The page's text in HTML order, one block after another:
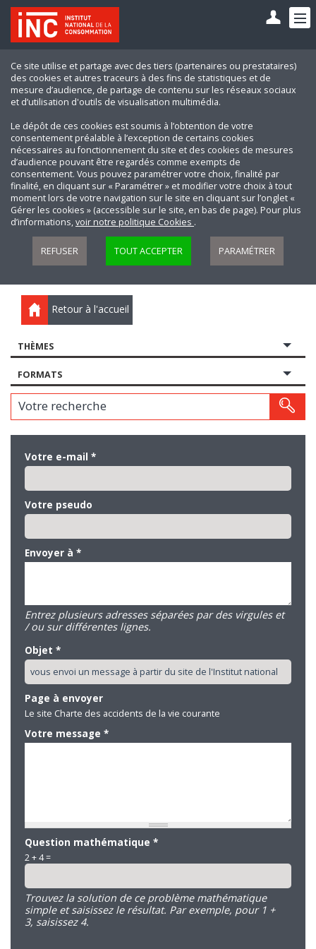
Ce site utilise et partage avec des tiers (partenaires ou prestataires)
des cookies et autres traceurs à des fins de statistiques et de
mesure d’audience, de partage de contenu sur les réseaux sociaux
et d’utilisation d'outils de visualisation multimédia.
Le dépôt de ces cookies est soumis à l’obtention de votre
consentement préalable à l’exception de certains cookies
nécessaires au fonctionnement du site et des cookies de mesures
d’audience pouvant être regardés comme exempts de
consentement. Vous pouvez paramétrer votre choix, finalité par
finalité, en cliquant sur « Paramétrer » et modifier votre choix à tout
moment lors de votre navigation sur le site en cliquant sur l’onglet «
Gérer les cookies » (accessible sur le site, en bas de page). Pour plus
d’informations,voir notre politique Cookies .
REFUSER TOUT ACCEPTER PARAMÉTRER
Retour à l'accueil
THÈMES
FORMATS
Votre recherche
Votre e-mail *
Votre pseudo
Envoyer à *
Entrez plusieurs adresses séparées par des virgules et
/ ou sur différentes lignes.
Objet *
Page à envoyer
Le site Charte des accidents de la vie courante
Votre message *
Question mathématique *
2 + 4 =
Trouvez la solution de ce problème mathématique
simple et saisissez le résultat. Par exemple, pour 1 +
3, saisissez 4.